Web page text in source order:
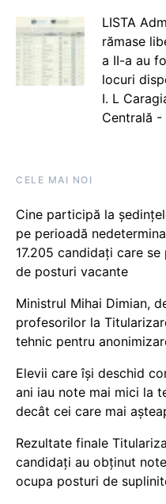
LISTA
rămase
a II-a au
locuri
I. L
Centrală -
CELE MAI NOI
Cine participă la
pe perioadă
17.205 candidați care
de posturi vacante
Ministrul Mihai Dimian,
profesorilor la
tehnic pentru
Elevii care își deschid
ani iau note mai mici la
decât cei care mai
Rezultate finale
candidați au obținut
ocupa posturi de